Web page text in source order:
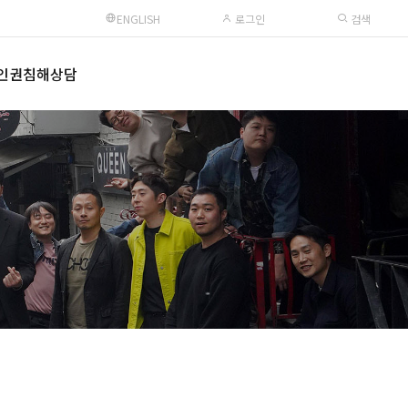
ENGLISH 로그인 검색
권침해상담